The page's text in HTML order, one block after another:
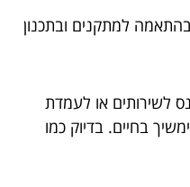
למתקנים ובתכנון
לשירותים או לעמדת
בחיים. בדיוק כמו